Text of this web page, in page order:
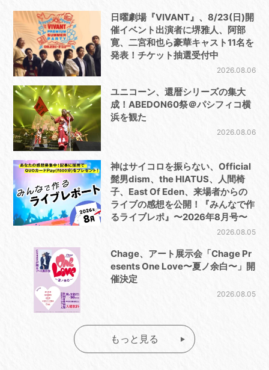
日曜劇場『VIVANT』、8/23(日)開
催イベント出演者に堺雅人、阿部
寛、二宮和也ら豪華キャスト11名を
発表！チケット抽選受付中
2026.08.06
ユニコーン、還暦シリーズの集大
成！ABEDON60祭＠パシフィコ横
浜を観た
2026.08.06
神はサイコロを振らない、Official
髭男dism、the HIATUS、人間椅
子、East Of Eden、来場者からの
ライブの感想を公開！『みんなで作
るライブレポ』〜2026年8月号〜
2026.08.05
Chage、アート展示会「Chage Pr
esents One Love〜夏ノ余白〜」開
催決定
2026.08.05
もっと見る